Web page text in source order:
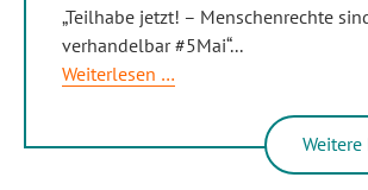
„Teilhabe jetzt! – Menschenrechte
verhandelbar #5Mai“...
Weiterlesen …